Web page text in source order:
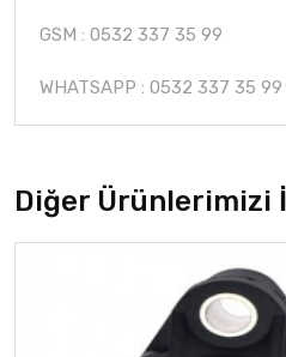
GSM : 0532 337 35 99
WHATSAPP : 0532 337 35 99
Diğer Ürünlerimizi